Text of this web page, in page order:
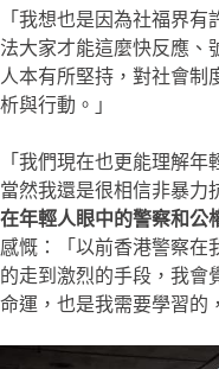
「我想也是因為社福界
法大家才能這麼快反應、
人本有所堅持，對社會制
析與行動。」
「我們現在也更能理解
當然我還是很相信非暴力
在年輕人眼中的警察和公
感慨：「以前香港警察在
的走到激烈的手段，我會
命運，也是我需要學習的，